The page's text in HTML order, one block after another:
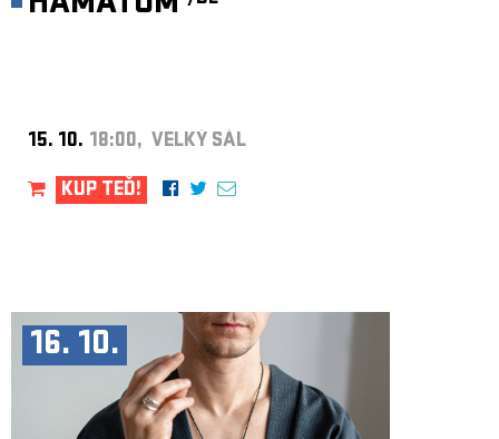
15. 10. 18:00, VELKÝ SÁL
KUP TEĎ!
16. 10.